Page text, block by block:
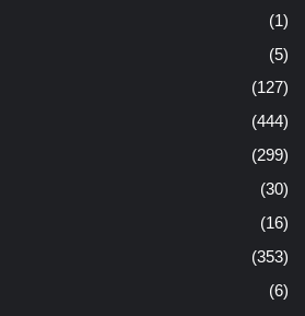
(1)
(5)
(127)
(444)
(299)
(30)
(16)
(353)
(6)